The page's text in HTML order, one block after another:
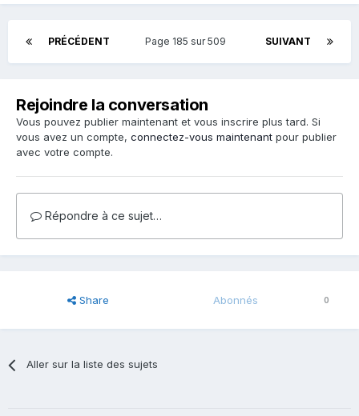
PRÉCÉDENT SUIVANT
Page 185 sur 509
Rejoindre la conversation
Vous pouvez publier maintenant et vous inscrire plus tard. Si
vous avez un compte, connectez-vous maintenant pour publier
avec votre compte.
Répondre à ce sujet…
Share Abonnés 0
Aller sur la liste des sujets